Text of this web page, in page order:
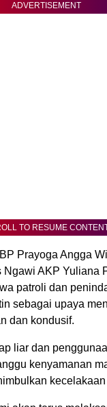
ADVERTISEMENT
TO RESUME
Prayoga Angga
Ngawi AKP Yuliana
patroli dan
sebagai upaya
dan kondusif.
liar dan
kenyamanan